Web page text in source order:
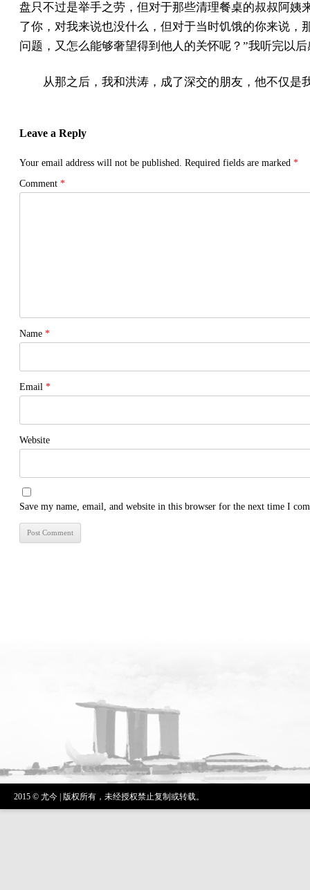
盘只不过是举手之劳，但对于那些清理餐桌的叔叔阿
了你，对我来说也没什么，但对于当时饥饿的你来说
问题，又怎么能够奢望得到他人的关怀呢？”我听完以
从那之后，我和洪涛，成了深交的朋友，他不仅
Leave a Reply
Your email address will not be published. Required fields are marked *
Comment *
Name *
Email *
Website
Save my name, email, and website in this browser for the next time I
2015 © 尤今 | 版权所有，未经授权禁止复制或转载。